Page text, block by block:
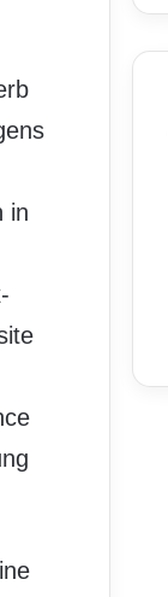
in